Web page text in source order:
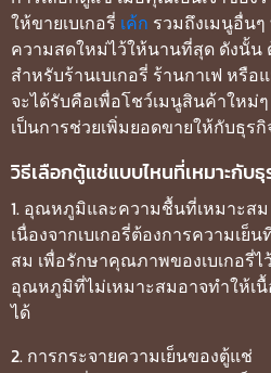
ให้ขายเบเกอรี่ เค้ก รวมถึงเมนูอื่นๆ
ความสดใหม่ไว้ให้นานที่สุด ดังนั้น
สำหรับร้านเบเกอรี่ ร้านกาเฟ หรื
จะได้รับคือเพื่อโชว์เมนูสินค้าใหม่
เป็นการช่วยเพิ่มยอดขายให้กับธุร
วิธีเลือกตู้แช่แบบไหนที่เหมาะกับธุ
1. อุณหภูมิและความชื้นที่เหมาะสม
เนื่องจากเบเกอรี่ต้องการความเ
สม เพื่อรักษาคุณภาพของเบเกอรี่ไ
อุณหภูมิที่ไม่เหมาะสมอาจทำให้เ
ได้
2. การกระจายความเย็นของตู้แช่